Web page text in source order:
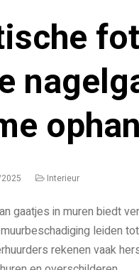
Interieur
gaatjes in muren biedt
leiden
rekenen vaak